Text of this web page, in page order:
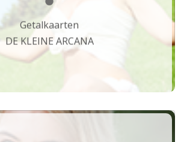
Getalkaarten
DE KLEINE ARCANA